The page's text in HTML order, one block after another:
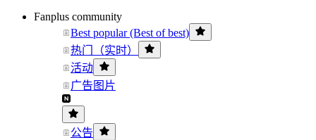
Fanplus community
Best popular (Best of best)
热门（实时）
活动
广告图片
公告